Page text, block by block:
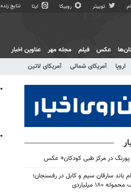
توییتر روبیکا ایتا نتایج زنده
اروپا آمریکای شمالی آمریکای لاتین
عکس فیلم مجله مهر عناوین اخبار
در مرکز طبی کودکان+ عکس
باند سارقان سیم و کابل در رفسنجان؛
۱۸۰ میلیاردی